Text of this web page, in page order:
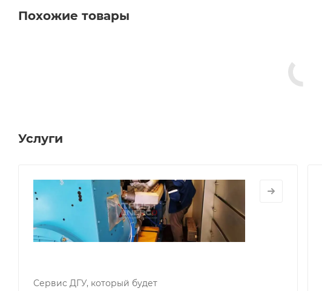
Похожие товары
Услуги
ОБСЛУЖИВАНИЕ
Сервис
и
Сервис ДГУ, который будет